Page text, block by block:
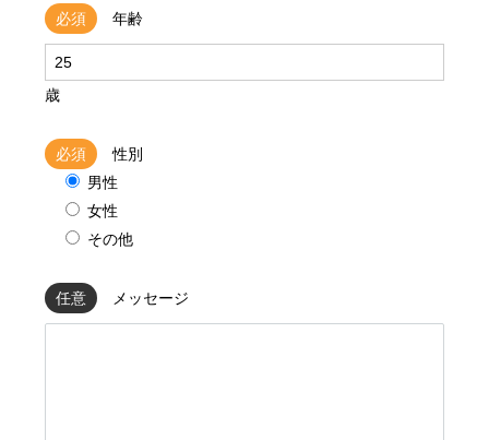
必須 年齢
歳
必須
性別
男性
女性
その他
任意 メッセージ